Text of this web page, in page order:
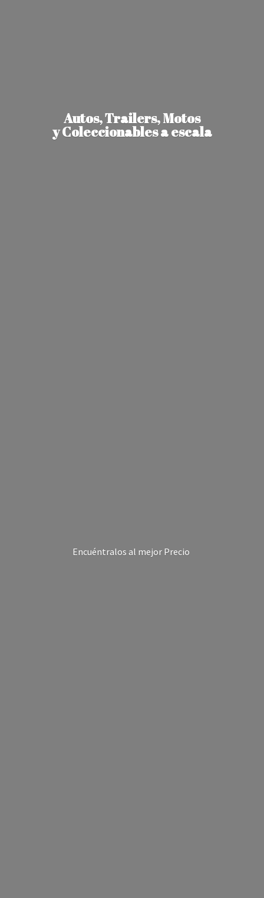
Autos, Trailers, Motos
y Coleccionablesa escala
Encuéntralos al mejor Precio